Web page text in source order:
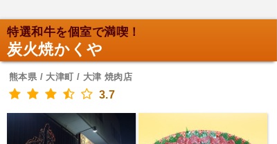
特選和牛を個室で満喫！
炭火焼かくや
熊本県 / 大津町 / 大津 焼肉店
3.7